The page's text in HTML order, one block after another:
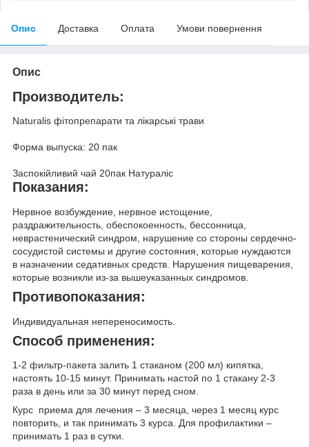
Опис Доставка Оплата Умови повернення
Опис
Производитель:
Naturalis фітопрепарати та лікарські трави
Форма выпуска: 20 пак
Заспокійливий чай 20пак Натураліс
Показания:
Нервное возбуждение, нервное истощение,
раздражительность, обеспокоенность, бессонница,
неврастенический синдром, нарушение со стороны сердечно-
сосудистой системы и другие состояния, которые нуждаются
в назначении седативных средств. Нарушения пищеварения,
которые возникли из-за вышеуказанных синдромов.
Противопоказания:
Индивидуальная непереносимость.
Способ применения:
1-2 фильтр-пакета залить 1 стаканом (200 мл) кипятка,
настоять 10-15 минут. Принимать настой по 1 стакану 2-3
раза в день или за 30 минут перед сном.
Курс приема для лечения – 3 месяца, через 1 месяц курс
повторить, и так принимать 3 курса. Для профилактики –
принимать 1 раз в сутки.